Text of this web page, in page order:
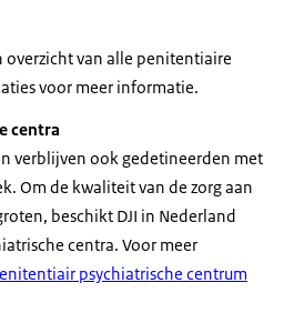
overzicht van alle penitentiaire
voor meer informatie.
centra
verblijven ook gedetineerden met
Om de kwaliteit van de zorg aan
beschikt DJI in Nederland
centra. Voor meer
psychiatrische centrum